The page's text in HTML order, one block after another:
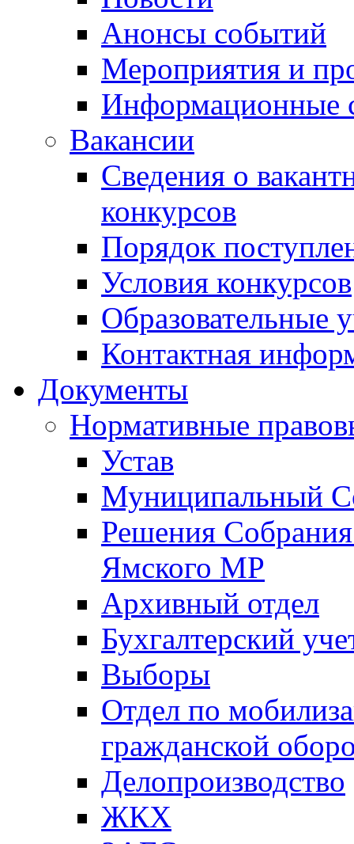
Анонсы событий
Мероприятия и
Информационные
Вакансии
Сведения о
конкурсов
Порядок
Условия конкурсов
Образовательные
Контактная
Документы
Нормативные
Устав
Муниципальный
Решения
Ямского МР
Архивный отдел
Бухгалтерский
Выборы
Отдел по
гражданской
Делопроизводство
ЖКХ